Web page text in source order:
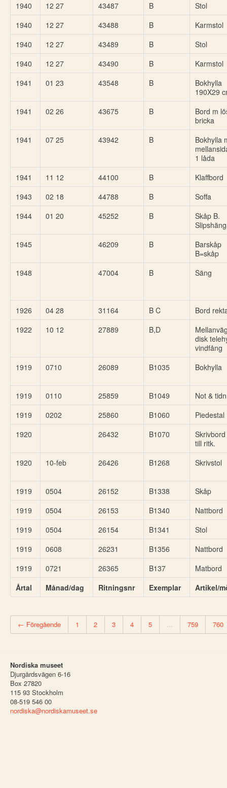
1940
12 27 43487 B
Stol
1940
12 27 43488 B
Karmstol
1940
12 27 43489 B
Stol
1940
12 27 43490 B
Karmstol
1941
01 23 43548 B
Bokhylla
190X29
1941
02 26 43675 B
Bord m
bricka
1941
07 25 43942 B
Bokhylla
1 låda
1941
11 12 44100 B
Klaffbord
1943
02 18 44788 B
Soffa
1944
01 20 45252 B
Skåp B.
1945
46209 B
Barskåp
B=skåp
1948
47004 B Säng
1926 04 28 31164 B C
Bord
1922
10 12 27889 B,D
disk
vindfång
1919
0710 26089 B1035 Bokhylla
1919 0110 25859 B1049
Not &
1919
0202 25860 B1060
Piedestal
1920
26432 B1070
till ritk.
1920
10-feb 26426 B1268 Skrivstol
1919 0504 26152 B1338
Skåp
1919
0504 26153 B1340
Nattbord
1919
0504 26154 B1341
Stol
1919
0608 26231 B1356
Nattbord
1919
0721 26365 B137
Matbord
Årtal
Månad/dag Ritningsnr Exemplar Artikel/
← Föregående 1 2 3 4 5 ... 759 760
Nordiska museet
Djurgårdsvägen 6-16
Box 27820
115 93 Stockholm
08-519 546 00
nordiska@nordiskamuseet.se